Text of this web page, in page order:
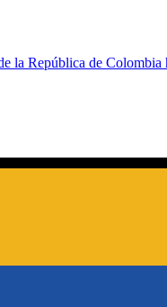
la República de Colombia